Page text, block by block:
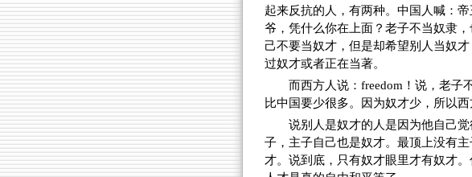
起来反抗的人，有两种。中国人喊：
爷，凭什么你在上面？老子不当奴隶
己不要当奴才，但是却希望别人当奴
过奴才或者正在当著。
而西方人说：freedom！说，老子
比中国要少很多。因为奴才少，所以
说别人是奴才的人是因为他自己
子，主子自己也是奴才。最顶上没有
才。说到底，只有奴才眼里才有奴才